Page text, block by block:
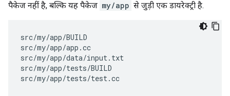
पैकेज नहीं है, बल्कि यह पैकेज my/app से जुड़ी एक डायरेक्ट्री है.
src/my/app/BUILD
src/my/app/app.cc
src/my/app/data/input.txt
src/my/app/tests/BUILD